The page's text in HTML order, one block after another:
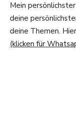
Mein
deine
deine Themen.
(klicken für